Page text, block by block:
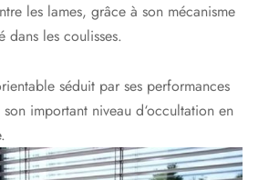
les lames, grâce à son mécanisme
dans les coulisses.
séduit par ses performances
important niveau d‘occultation en